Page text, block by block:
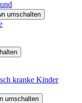
umschalten
kranke Kinder
umschalten